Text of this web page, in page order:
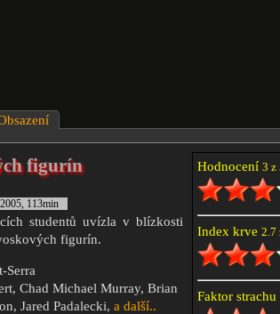
Hodnocení 3 z
Index krve 2.7
Faktor strachu
figurín
113min
studentů uvízla v blízkosti
figurín.
Serra
Chad Michael Murray, Brian
Jared Padalecki, a další..